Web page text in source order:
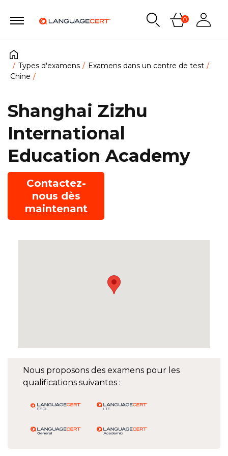
0
Types d'examens
Examens dans un centre de test
Chine
Nous proposons des examens pour les
qualifications suivantes :
Shanghai Zizhu
International
Education Academy
Contactez-
nous dès
maintenant